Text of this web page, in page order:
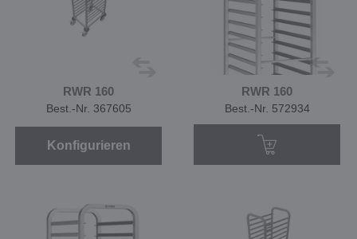
RWR 160
Best.-Nr. 367605
Konfigurieren
RWR 160
Best.-Nr. 572934